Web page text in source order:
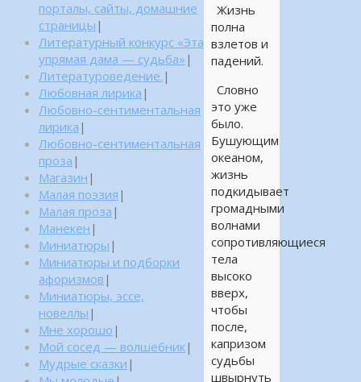
Жизнь
полна
взлетов и
падений.
Словно
это уже
было.
Бушующим
океаном,
жизнь
подкидывает
громадными
волнами
сопротивляющиеся
тела
высоко
вверх,
чтобы
после,
капризом
судьбы
швырнуть
порталы, сайты, домашние
страницы |
Литературный конкурс «Эта
упрямая дама — судьба» |
Литературоведение. |
Любовная лирика |
Любовно-сентиментальная
лирика |
Любовно-сентиментальная
проза |
Магазин |
Малая поэзия |
Малая проза |
Манекен |
Миниатюры |
Миниатюры и подборки
афоризмов |
Миниатюры, эссе,
новеллы |
Мне хорошо |
Мой сосед — волшебник|
Мудрые сказки |